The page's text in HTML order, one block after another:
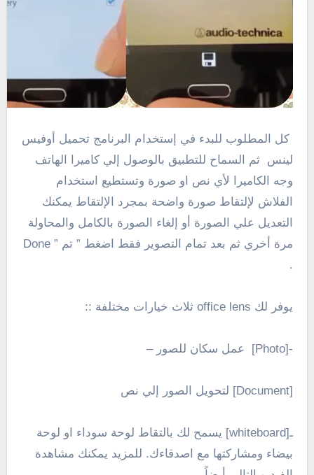
كل المطلوب للبدء في إستخدام البرنامج تحميل أوفيس
لينس ثم السماح للتطبيق بالوصول إلي كاميرا الهاتف
وجه الكاميرا لأي نص او صورة وتستطيع استخدام
الفلاش لإلتقاط صورة واضحة بمجرد الإلتقاط يمكنك
التعديل علي الصورة أو إلغاء الصورة بالكامل والمحاولة
مرة أخري ثم بعد تمام التصوير فقط اضغط ” تم ” Done
.
يوفر لك office lens ثلاث خيارات مختلفة ::
-[Photo] عمل سكان للصور –
[Document] لتحويل الصور إلي نص
ـ[whiteboard] يسمح لك بالتقاط لوحة سوداء او لوحة
بيضاء ومشاركتها مع اصدقاءك. للمزيد يمكنك مشاهدة